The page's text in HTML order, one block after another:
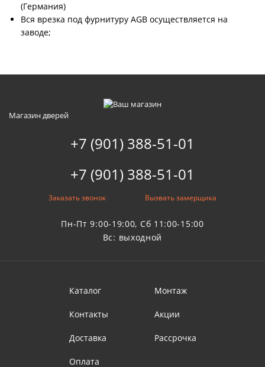
(Германия)
Вся врезка под фурнитуру AGB осуществляется на
заводе;
Магазин дверей
+7 (901) 388-51-01
+7 (901) 388-51-01
Заказать звонок Вызвать замерщика
Пн-Пт 9:00-19:00, Сб 11:00-15:00
Вс: выходной
Каталог
Контакты
Доставка
Оплата
Монтаж
Акции
Рассрочка